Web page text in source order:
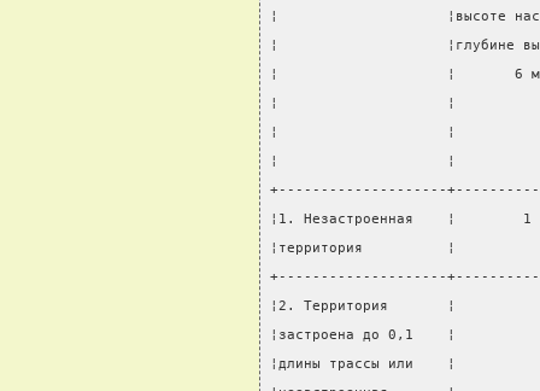
¦                    ¦высоте
¦                    ¦глубине
¦                    ¦       6 м
¦                    ¦
¦                    ¦
¦                    ¦
+--------------------
¦1. Незастроенная    ¦
¦территория          ¦
+--------------------
¦2. Территория       ¦
¦застроена до 0,1    ¦
¦длины трассы или    ¦